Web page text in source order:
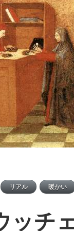
ッチ